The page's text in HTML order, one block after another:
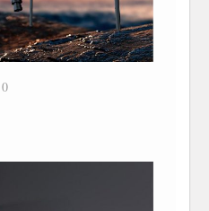
0